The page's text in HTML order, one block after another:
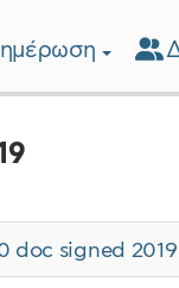
doc signed 2019